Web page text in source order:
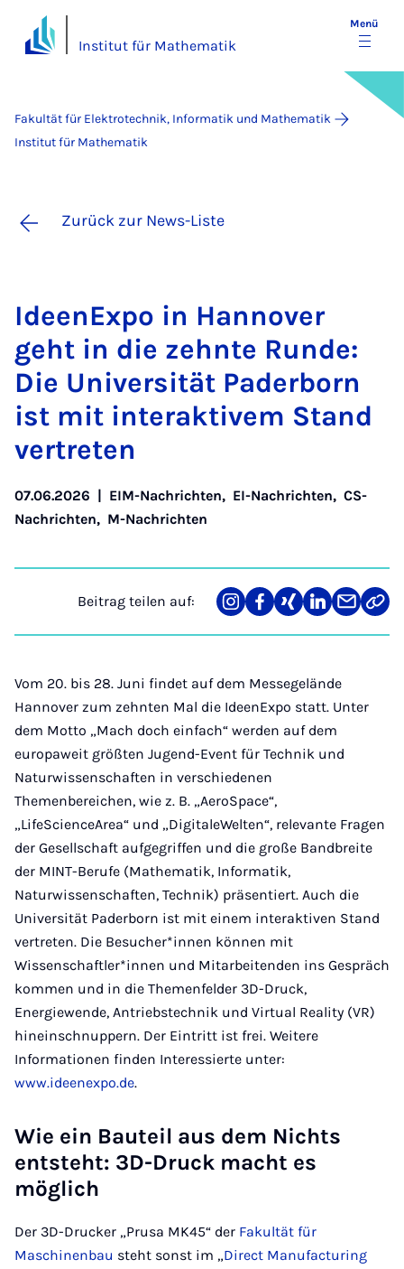
Institut für Mathematik
Menü
Fakultät für Elektrotechnik, Informatik und Mathematik
Institut für Mathematik
Zurück zur News-Liste
Ide­en­Ex­po in Han­no­ver
geht in die zehn­te Run­de:
Die Uni­ver­si­tät Pa­der­born
ist mit in­ter­ak­ti­vem Stand
ver­tre­ten
07.06.2026 | EIM-Nachrichten, EI-Nachrichten, CS-
Nachrichten, M-Nachrichten
Beitrag teilen auf:
Teilen
auf
Teilen
auf
Teilen
auf
Teilen
auf
Teilen
über
Link
Vom 20. bis 28. Juni findet auf dem Messegelände
Hannover zum zehnten Mal die IdeenExpo statt. Unter
dem Motto „Mach doch einfach“ werden auf dem
europaweit größten Jugend-Event für Technik und
Naturwissenschaften in verschiedenen
Themenbereichen, wie z. B. „AeroSpace“,
„LifeScienceArea“ und „DigitaleWelten“, relevante Fragen
der Gesellschaft aufgegriffen und die große Bandbreite
der MINT-Berufe (Mathematik, Informatik,
Naturwissenschaften, Technik) präsentiert. Auch die
Universität Paderborn ist mit einem interaktiven Stand
vertreten. Die Besucher*innen können mit
Wissenschaftler*innen und Mitarbeitenden ins Gespräch
kommen und in die Themenfelder 3D-Druck,
Energiewende, Antriebstechnik und Virtual Reality (VR)
hineinschnuppern. Der Eintritt ist frei. Weitere
Informationen finden Interessierte unter:
www.ideenexpo.de.
Wie ein Bauteil aus dem Nichts
entsteht: 3D-Druck macht es
möglich
Der 3D-Drucker „Prusa MK45“ der Fakultät für
Maschinenbau steht sonst im „Direct Manufacturing